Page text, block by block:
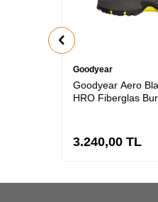
Goodyear
Goodyear Aero
HRO Fiberglas
3.240,00 TL